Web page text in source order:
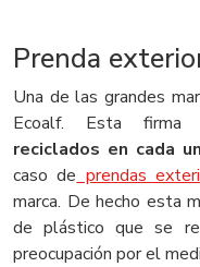
Prenda
Una de las grandes
Ecoalf. Esta firma
reciclados en cada
caso de prendas
marca. De hecho esta
de plástico que se
preocupación por el